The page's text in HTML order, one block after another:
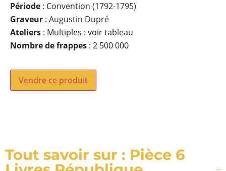
Période : Convention (1792-1795)
Graveur : Augustin Dupré
Ateliers : Multiples : voir tableau
Nombre de frappes : 2 500 000
Vendre ce produit
Tout savoir sur : Pièce 6